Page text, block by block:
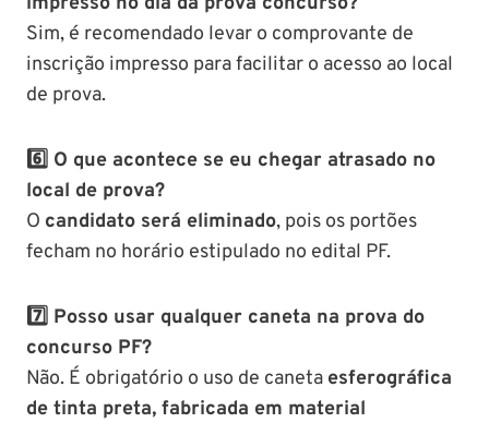
Sim, é recomendado levar o comprovante de
inscrição impresso para facilitar o acesso ao local
de prova.
6️⃣ O que acontece se eu chegar atrasado no
local de prova?
O candidato será eliminado, pois os portões
fecham no horário estipulado no edital PF.
7️⃣ Posso usar qualquer caneta na prova do
concurso PF?
Não. É obrigatório o uso de caneta esferográfica
de tinta preta, fabricada em material